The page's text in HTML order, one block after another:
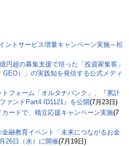
ントサービス増量キャンペーン実施～松
円超の募集支援で培った「投資家集客」
）」の実践知を発信する公式メディ
フォーム「オルタナバンク」、『累計
ァンドPart4 ID1121』を公開(7月23日)
ードで、積立応援キャンペーン実施(7
融教育イベント「未来につながるお金
26日（水）に開催(7月19日)